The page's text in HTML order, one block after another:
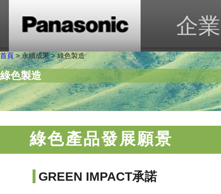
企
首頁> 永續成果 > 綠色製造
綠色製造
綠色產品發展願景
GREEN IMPACT承諾